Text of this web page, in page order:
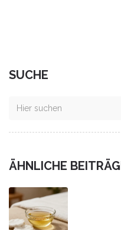
SUCHE
ÄHNLICHE